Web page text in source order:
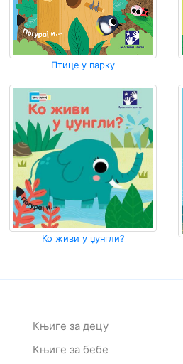
Птице у парку
Ко живи у џунгли?
Књиге за децу
Књиге за бебе